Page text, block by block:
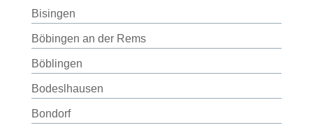
Bisingen
Böbingen an der Rems
Böblingen
Bodeslhausen
Bondorf